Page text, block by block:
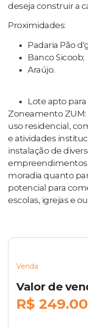
deseja construir a
Proximidades:
Padaria Pão
Banco Sicoob;
Araújo.
Lote apto
Zoneamento ZUM:
uso residencial,
e atividades
instalação de
empreendimentos.
moradia quanto
potencial para
escolas, igrejas e
Venda
Valor de
R$